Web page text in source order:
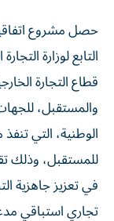
التابع لوزارة
قطاع التجارة
والمستقبل،
الوطنية، التي
للمستقبل، وذلك
في تعزيز جاهزية
تجاري استباقي